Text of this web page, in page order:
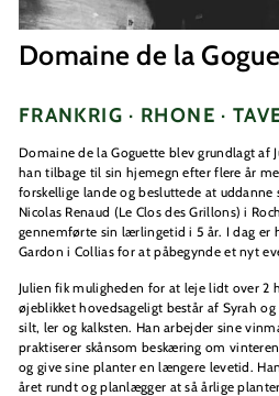
Domaine de la
FRANKRIG · RHONE ·
Domaine de la Goguette blev grundlagt af
han tilbage til sin hjemegn efter flere år
forskellige lande og besluttede at
Nicolas Renaud (Le Clos des Grillons) i
gennemførte sin lærlingetid i 5 år. I dag er
Gardon i Collias for at påbegynde et nyt
Julien fik muligheden for at leje lidt over 2
øjeblikket hovedsageligt består af Syrah
silt, ler og kalksten. Han arbejder sine
praktiserer skånsom beskæring om
og give sine planter en længere levetid.
året rundt og planlægger at så årlige